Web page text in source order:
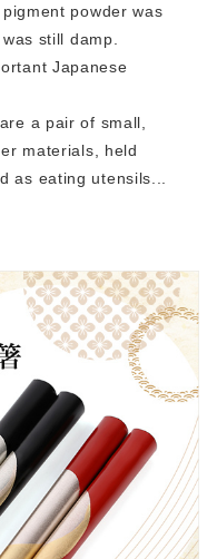
powder was
still damp.
Japanese
a pair of small,
materials, held
as eating utensils...